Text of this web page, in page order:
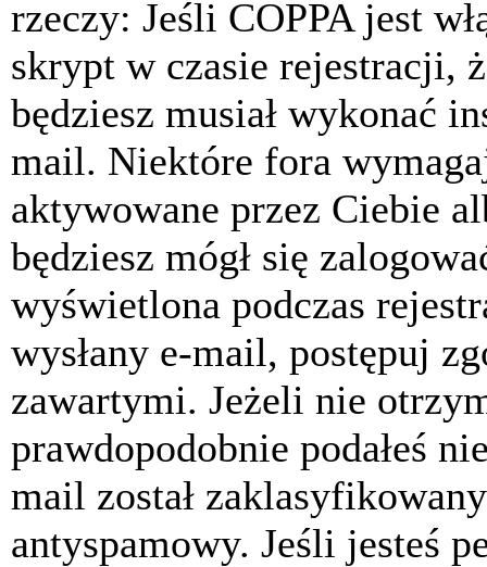
rzeczy: Jeśli COPPA jest
skrypt w czasie rejestracji,
będziesz musiał wykonać
mail. Niektóre fora
aktywowane przez Ciebie
będziesz mógł się
wyświetlona podczas
wysłany e-mail, postępuj
zawartymi. Jeżeli nie
prawdopodobnie podałeś
mail został
antyspamowy. Jeśli jesteś